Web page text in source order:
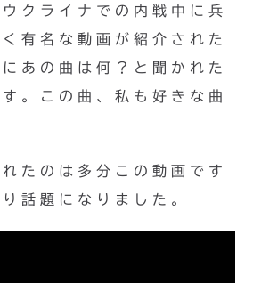
クライナでの内戦中に兵
有名な動画が紹介された
あの曲は何？と聞かれた
。この曲、私も好きな曲
たのは多分この動画です
話題になりました。